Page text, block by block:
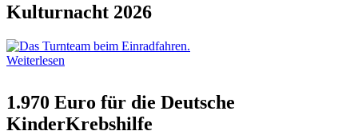
Kulturnacht 2026
Weiterlesen
1.970 Euro für die Deutsche
KinderKrebshilfe